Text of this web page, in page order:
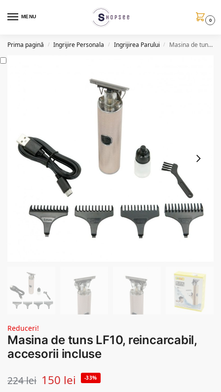
MENU
0
Prima pagină / Ingrijire Personala / Ingrijirea Parului / Masina de tuns LF10, reincarcabil, accesorii incluse
Reduceri!
Masina de tuns LF10, reincarcabil,
accesorii incluse
224lei 150 lei -33%